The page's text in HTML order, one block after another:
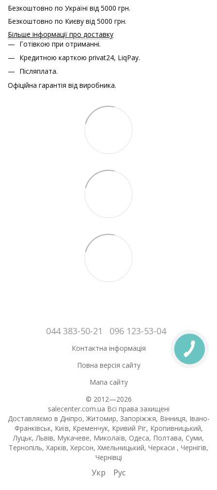
Безкоштовно по Україні від 5000 грн.
Безкоштовно по Києву від 5000 грн.
Більше інформації про доставку
Готівкою при отриманні.
Кредитною карткою privat24, LiqPay.
Післяплата.
Офіційна гарантія від виробника.
044 383-50-21 096 123-53-04
Контактна інформація
Повна версія сайту
Мапа сайту
© 2012—2026
salecenter.com.ua Всі права захищені
Доставляємо в Дніпро, Житомир, Запоріжжя, Вінниця, Івано-
Франківськ, Київ, Кременчук, Кривий Ріг, Кропивницький,
Луцьк, Львів, Мукачеве, Миколаїв, Одеса, Полтава, Суми,
Тернопіль, Харків, Херсон, Хмельницький, Черкаси , Чернігів,
Чернівці
Укр Рус